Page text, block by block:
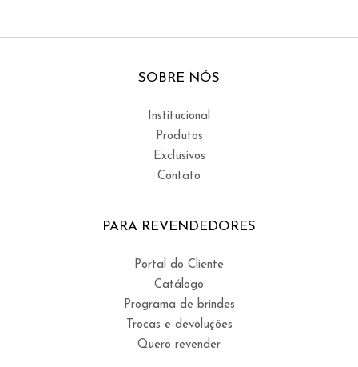
SOBRE NÓS
Institucional
Produtos
Exclusivos
Contato
PARA REVENDEDORES
Portal do Cliente
Catálogo
Programa de brindes
Trocas e devoluções
Quero revender